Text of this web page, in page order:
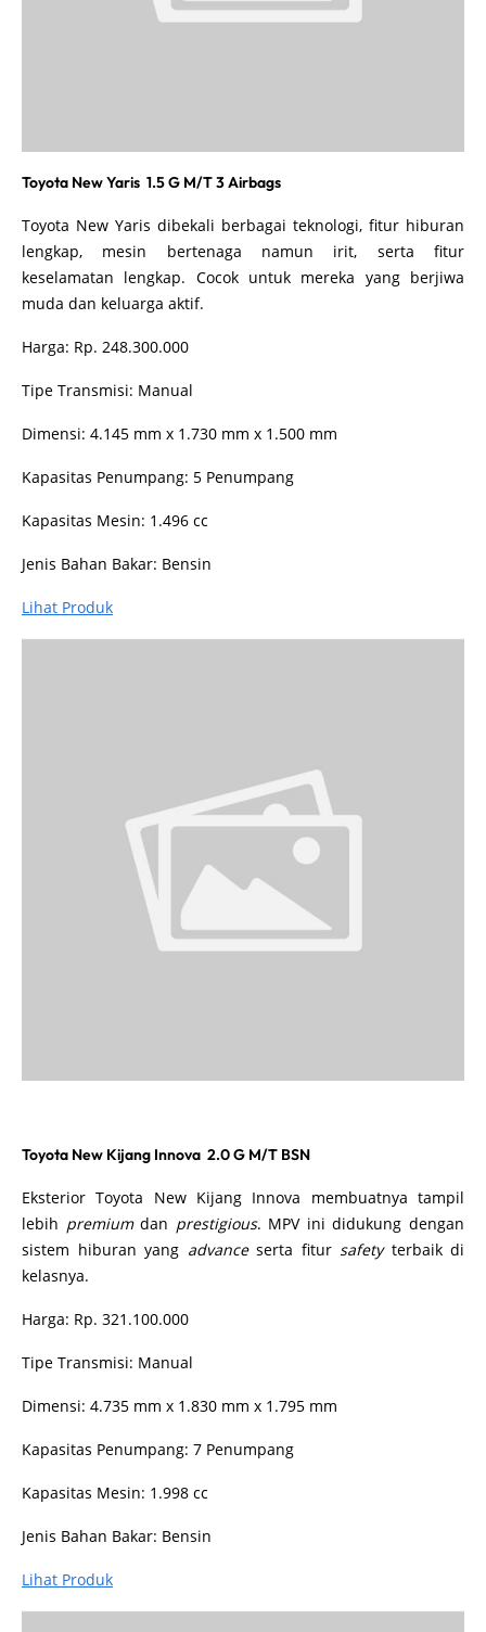
Toyota New Yaris 1.5 G M/T 3 Airbags
Toyota New Yaris dibekali berbagai teknologi, fitur hiburan
lengkap, mesin bertenaga namun irit, serta fitur
keselamatan lengkap. Cocok untuk mereka yang berjiwa
muda dan keluarga aktif.
Harga: Rp. 248.300.000
Tipe Transmisi: Manual
Dimensi: 4.145 mm x 1.730 mm x 1.500 mm
Kapasitas Penumpang: 5 Penumpang
Kapasitas Mesin: 1.496 cc
Jenis Bahan Bakar: Bensin
Lihat Produk
Toyota New Kijang Innova 2.0 G M/T BSN
Eksterior Toyota New Kijang Innova membuatnya tampil
lebih premiumdan prestigious. MPV ini didukung dengan
sistem hiburan yang advanceserta fitur safetyterbaik di
kelasnya.
Harga: Rp. 321.100.000
Tipe Transmisi: Manual
Dimensi: 4.735 mm x 1.830 mm x 1.795 mm
Kapasitas Penumpang: 7 Penumpang
Kapasitas Mesin: 1.998 cc
Jenis Bahan Bakar: Bensin
Lihat Produk